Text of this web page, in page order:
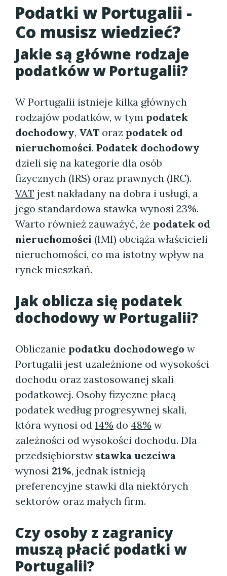
Podatki w Portugalii -
Co musisz wiedzieć?
Jakie są główne rodzaje
podatków w Portugalii?
W Portugalii istnieje kilka głównych
rodzajów podatków, w tym podatek
dochodowy, VAT oraz podatek od
nieruchomości. Podatek dochodowy
dzieli się na kategorie dla osób
fizycznych (IRS) oraz prawnych (IRC).
VAT jest nakładany na dobra i usługi, a
jego standardowa stawka wynosi 23%.
Warto również zauważyć, że podatek od
nieruchomości (IMI) obciąża właścicieli
nieruchomości, co ma istotny wpływ na
rynek mieszkań.
Jak oblicza się podatek
dochodowy w Portugalii?
Obliczanie podatku dochodowego w
Portugalii jest uzależnione od wysokości
dochodu oraz zastosowanej skali
podatkowej. Osoby fizyczne płacą
podatek według progresywnej skali,
która wynosi od 14% do 48% w
zależności od wysokości dochodu. Dla
przedsiębiorstw stawka uczciwa
wynosi 21%, jednak istnieją
preferencyjne stawki dla niektórych
sektorów oraz małych firm.
Czy osoby z zagranicy
muszą płacić podatki w
Portugalii?